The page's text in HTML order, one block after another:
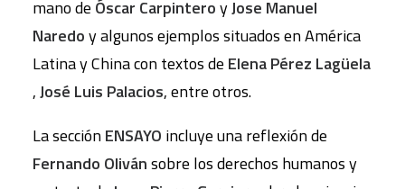
mano de Óscar CarpinteroyJose Manuel
Naredoy algunos ejemplos situados en América
Latina y China con textos de Elena Pérez Lagüela
,José Luis Palacios, entre otros.
La secciónENSAYO incluye una reflexión de
Fernando Olivánsobre los derechos humanos y